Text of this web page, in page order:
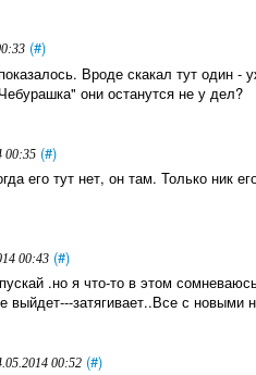
(#)
Вроде скакал тут один
они останутся не у дел?
00:35 (#)
его тут нет, он там. Только ник
00:43 (#)
.но я что-то в этом
выйдет---затягивает..Все с
00:52 (#)